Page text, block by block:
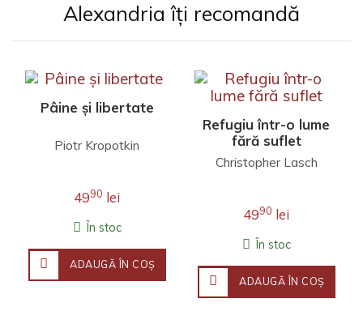
Alexandria îți recomandă
Pâine și libertate
Piotr Kropotkin
4990 lei
În stoc
ADAUGĂ ÎN COŞ
Refugiu într-o lume
fără suflet
Christopher Lasch
4990 lei
În stoc
ADAUGĂ ÎN COŞ